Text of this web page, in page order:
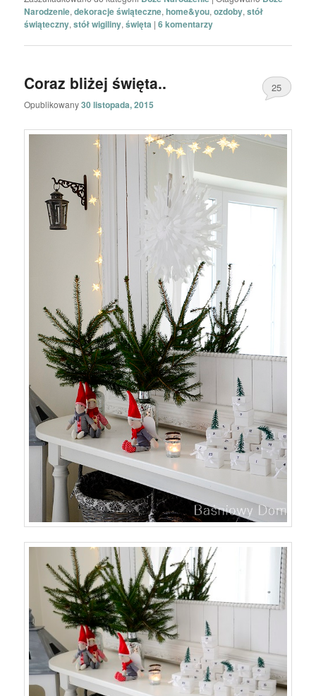
Narodzenie,dekoracje świąteczne,home&you,ozdoby,stół
świąteczny,stół wigiliny,święta |6komentarzy
Coraz bliżej święta..
Opublikowany30 listopada, 2015
25